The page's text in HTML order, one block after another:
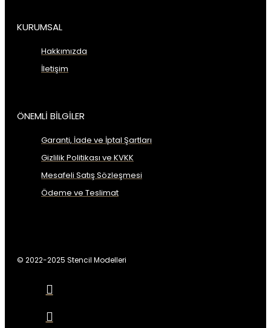
KURUMSAL
Hakkımızda
İletişim
ÖNEMLİ BİLGİLER
Garanti, İade ve İptal Şartları
Gizlilik Politikası ve KVKK
Mesafeli Satış Sözleşmesi
Ödeme ve Teslimat
© 2022-2025 Stencil Modelleri